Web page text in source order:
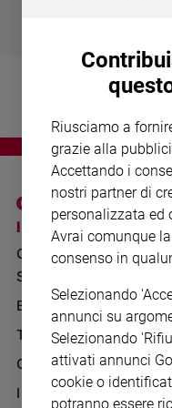
Devozione
fede
giorno
Santo
del
Società
e
valori
I SITI SAN PAOLO
GRUPPO
SAN PAOLO
BENESSERE
TELENOVA
GAZZETTA D'ALBA
IL GIORNALINO
Riusciamo a
grazie alla
Accettando i
nostri partner di
personalizzata ed
Avrai comunque
consenso in
Selezionando
annunci su
Selezionando
attivati annunci
cookie o
potranno essere